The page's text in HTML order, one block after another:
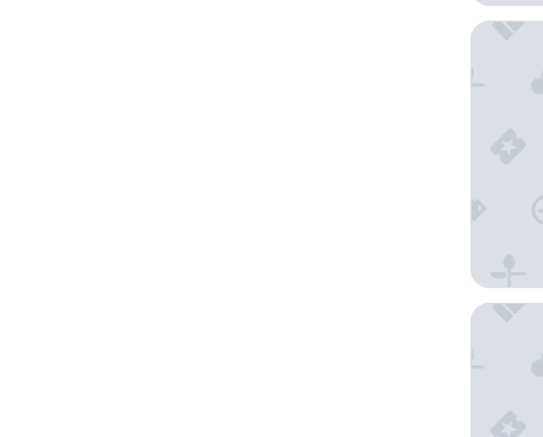
Hotel